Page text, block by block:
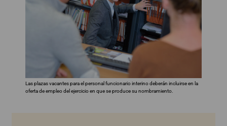
Las plazas vacantes para el personal funcionario interino deberán incluirse en la
oferta de empleo del ejercicio en que se produce su nombramiento.